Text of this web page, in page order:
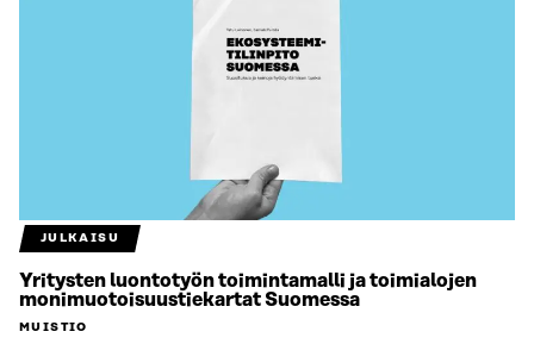
JULKAISU
Yritysten luontotyön toimintamalli ja toimialojen
monimuotoisuustiekartat Suomessa
MUISTIO